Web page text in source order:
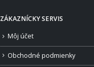
ZÁKAZNÍCKY SERVIS
Môj účet
Obchodné podmienky